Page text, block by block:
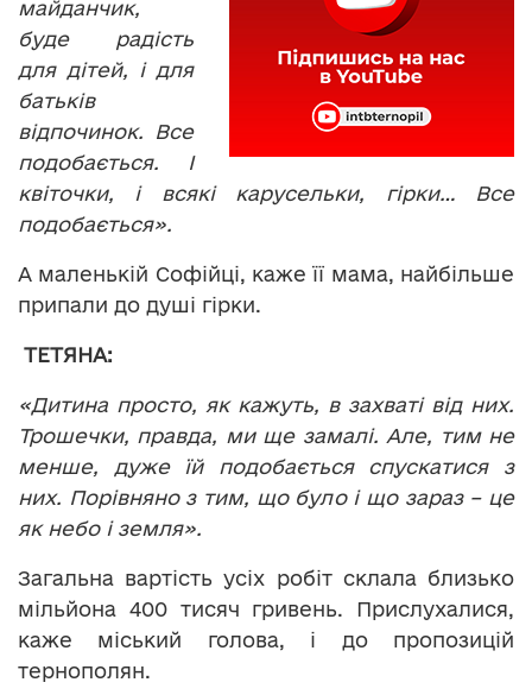
майданчик,
буде радість
для дітей, і для
батьків
відпочинок. Все
подобається. І
квіточки, і всякі карусельки, гірки… Все
подобається».
А маленькій Софійці, каже її мама, найбільше
припали до душі гірки.
ТЕТЯНА:
«Дитина просто, як кажуть, в захваті від них.
Трошечки, правда, ми ще замалі. Але, тим не
менше, дуже їй подобається спускатися з
них. Порівняно з тим, що було і що зараз – це
як небо і земля».
Загальна вартість усіх робіт склала близько
мільйона 400 тисяч гривень. Прислухалися,
каже міський голова, і до пропозицій
тернополян.